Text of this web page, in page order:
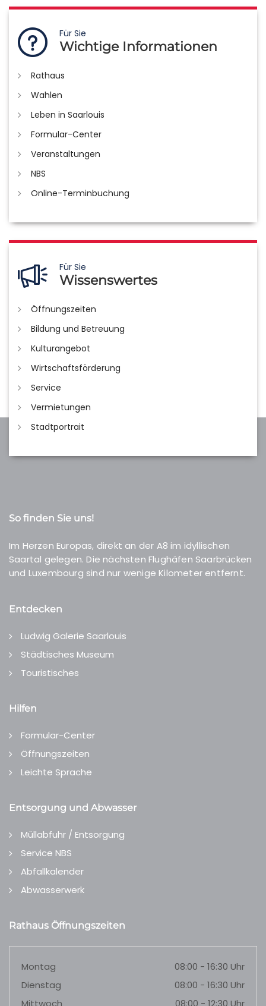
Für Sie
Wichtige Informationen
Rathaus
Wahlen
Leben in Saarlouis
Formular-Center
Veranstaltungen
NBS
Online-Terminbuchung
Für Sie
Wissenswertes
Öffnungszeiten
Bildung und Betreuung
Kulturangebot
Wirtschaftsförderung
Service
Vermietungen
Stadtportrait
So finden Sie uns!
Im Herzen Europas, direkt an der A8 im idyllischen
Saartal gelegen. Die nächsten Flughäfen Saarbrücken
und Luxembourg sind nur wenige Kilometer entfernt.
Entdecken
Ludwig Galerie Saarlouis
Städtisches Museum
Touristisches
Hilfen
Formular-Center
Öffnungszeiten
Leichte Sprache
Entsorgung und Abwasser
Müllabfuhr / Entsorgung
Service NBS
Abfallkalender
Abwasserwerk
Rathaus Öffnungszeiten
Montag
08:00 - 16:30 Uhr
Dienstag
08:00 - 16:30 Uhr
Mittwoch
08:00 - 12:30 Uhr